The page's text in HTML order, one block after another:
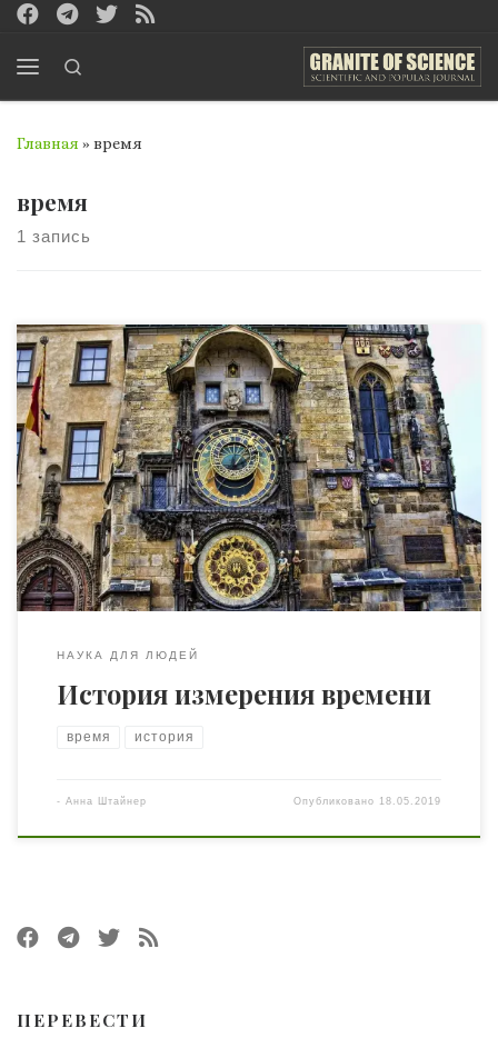
Перейти к содержимому
Главная » время
время
1 запись
Трудно себе представить более простое и вместе с тем
более сложное понятие, чем время. А.Е. Ферсман
Современный мир – это мир высоких технологий,
бесчисленного количества электронной техники и
возможности быть на связи из любой точки мира. Люди
следят за временем, дорожат им и стараются
использовать его максимально эффективно для себя.
[…]
НАУКА ДЛЯ ЛЮДЕЙ
История измерения времени
время история
- Анна Штайнер Опубликовано 18.05.2019
ПЕРЕВЕСТИ